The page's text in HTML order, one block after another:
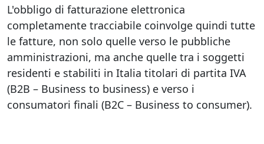
L'obbligo di fatturazione elettronica
completamente tracciabile coinvolge quindi tutte
le fatture, non solo quelle verso le pubbliche
amministrazioni, ma anche quelle tra i soggetti
residenti e stabiliti in Italia titolari di partita IVA
(B2B – Business to business) e verso i
consumatori finali (B2C – Business to consumer).